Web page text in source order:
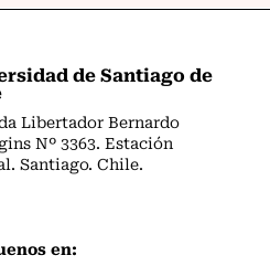
de Santiago de
Libertador Bernardo
Nº 3363. Estación
Santiago. Chile.
en: